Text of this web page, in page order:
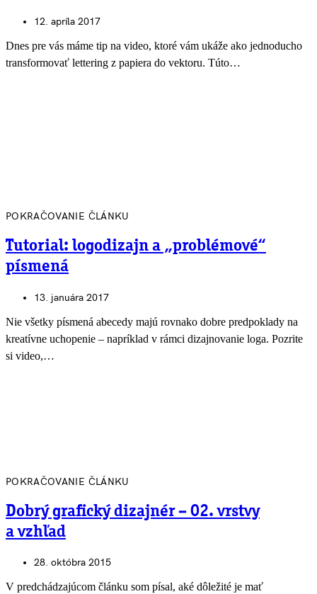
12. apríla 2017
Dnes pre vás máme tip na video, ktoré vám ukáže ako jednoducho
transformovať lettering z papiera do vektoru. Túto…
POKRAČOVANIE ČLÁNKU
Tutorial: logodizajn a „problémové“
písmená
13. januára 2017
Nie všetky písmená abecedy majú rovnako dobre predpoklady na
kreatívne uchopenie – napríklad v rámci dizajnovanie loga. Pozrite
si video,…
POKRAČOVANIE ČLÁNKU
Dobrý grafický dizajnér – 02. vrstvy
a vzhľad
28. októbra 2015
V predchádzajúcom článku som písal, aké dôležité je mať